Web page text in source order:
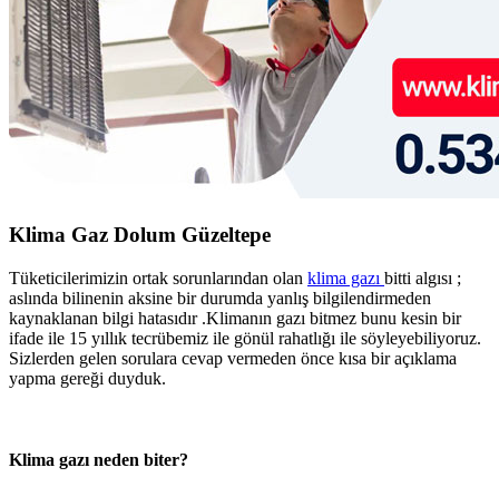
Klima Gaz Dolum Güzeltepe
Tüketicilerimizin ortak sorunlarından olan klima gazı bitti algısı ;
aslında bilinenin aksine bir durumda yanlış bilgilendirmeden
kaynaklanan bilgi hatasıdır .Klimanın gazı bitmez bunu kesin bir
ifade ile 15 yıllık tecrübemiz ile gönül rahatlığı ile söyleyebiliyoruz.
Sizlerden gelen sorulara cevap vermeden önce kısa bir açıklama
yapma gereği duyduk.
Klima gazı neden biter?